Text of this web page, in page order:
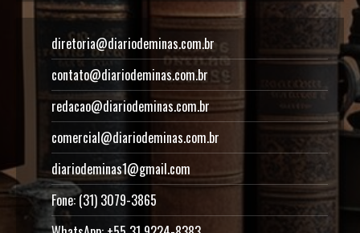
diretoria@diariodeminas.com.br
contato@diariodeminas.com.br
redacao@diariodeminas.com.br
comercial@diariodeminas.com.br
diariodeminas1@gmail.com
Fone: (31) 3079-3865